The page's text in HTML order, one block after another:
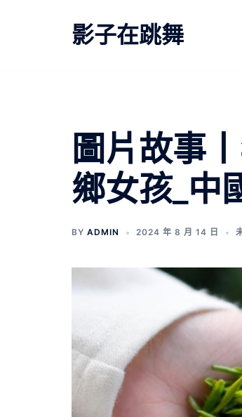
影子在跳舞
圖片故事
鄉女孩_中
BY ADMIN 2024 年 8 月 14 日